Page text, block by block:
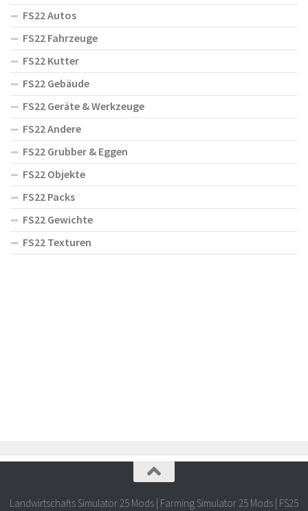
FS22 Autos
FS22 Fahrzeuge
FS22 Kutter
FS22 Gebäude
FS22 Geräte & Werkzeuge
FS22 Andere
FS22 Grubber & Eggen
FS22 Objekte
FS22 Packs
FS22 Gewichte
FS22 Texturen
Landwirtschafts Simulator 25 Mods | Farming Simulator 25 Mods | FS25